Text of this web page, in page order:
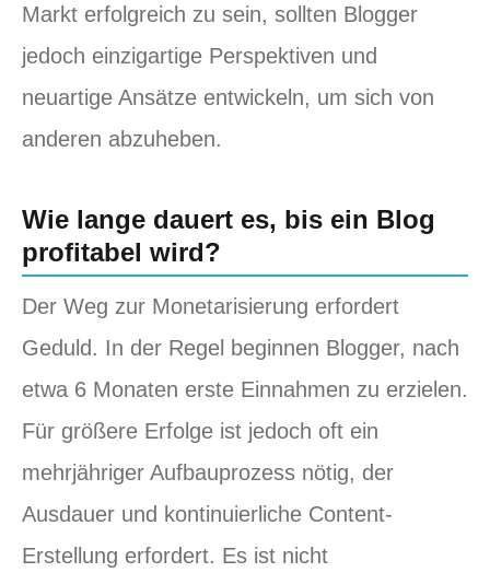
Markt erfolgreich zu sein, sollten Blogger
jedoch einzigartige Perspektiven und
neuartige Ansätze entwickeln, um sich von
anderen abzuheben.
Wie lange dauert es, bis ein Blog
profitabel wird?
Der Weg zur Monetarisierung erfordert
Geduld. In der Regel beginnen Blogger, nach
etwa 6 Monaten erste Einnahmen zu erzielen.
Für größere Erfolge ist jedoch oft ein
mehrjähriger Aufbauprozess nötig, der
Ausdauer und kontinuierliche Content-
Erstellung erfordert. Es ist nicht